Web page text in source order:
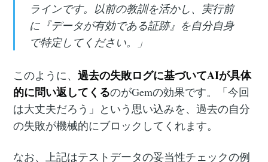
ラインです。以前の教訓を活かし、実行前
に『データが有効である証跡』を自分自身
で特定してください。」
このように、過去の失敗ログに基づいてAIが具体
的に問い返してくるのがGemの効果です。「今回
は大丈夫だろう」という思い込みを、過去の自分
の失敗が機械的にブロックしてくれます。
なお、上記はテストデータの妥当性チェックの例